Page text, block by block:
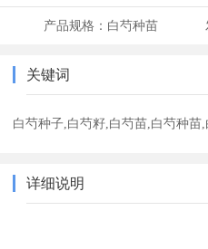
产品规格： 白芍种苗
关键词
白芍种子,白芍籽,白芍苗,白芍种苗
详细说明